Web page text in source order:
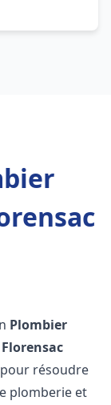
Plombier
Florensac
résoudre
plomberie et